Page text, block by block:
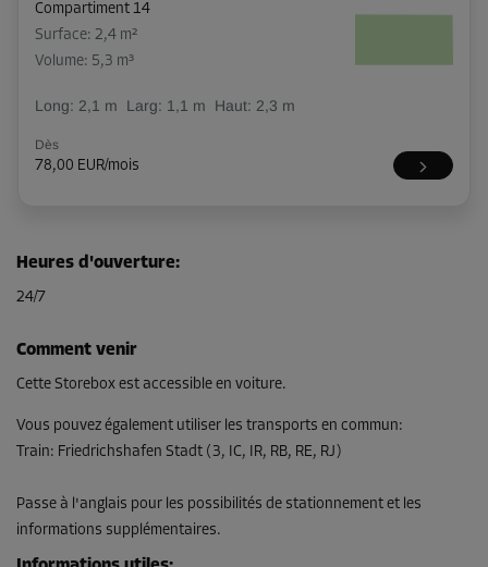
Compartiment 14
Surface: 2,4 m²
Volume: 5,3 m³
Long: 2,1 m Larg: 1,1 m Haut: 2,3 m
Dès
78,00 EUR/mois
Surface: 1,9 m²
Volume: 4,2 m³
Long:1,9m Larg:
Dès
Surface: 2,1 m²
Volume: 4,6 m³
Heures d'ouverture:
24/7
Comment venir
Cette Storebox est accessible en voiture.
Vous pouvez également utiliser les transports en commun:
Train: Friedrichshafen Stadt (3, IC, IR, RB, RE, RJ)
Passe à l'anglais pour les possibilités de stationnement et les
informations supplémentaires.